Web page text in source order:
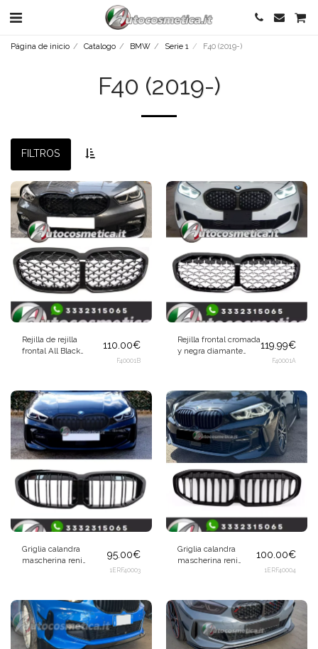
Página de inicio Catalogo BMW Serie 1 F40 (2019-)
F40 (2019-)
FILTROS
Rejilla de rejilla
frontal All Black
110.00€
F40001B
Rejilla frontal cromada
y negra diamante
119.99€
F40001A
Griglia calandra
mascherina reni
95.00€
1ERF40003
Griglia calandra
mascherina reni
100.00€
1ERF40004